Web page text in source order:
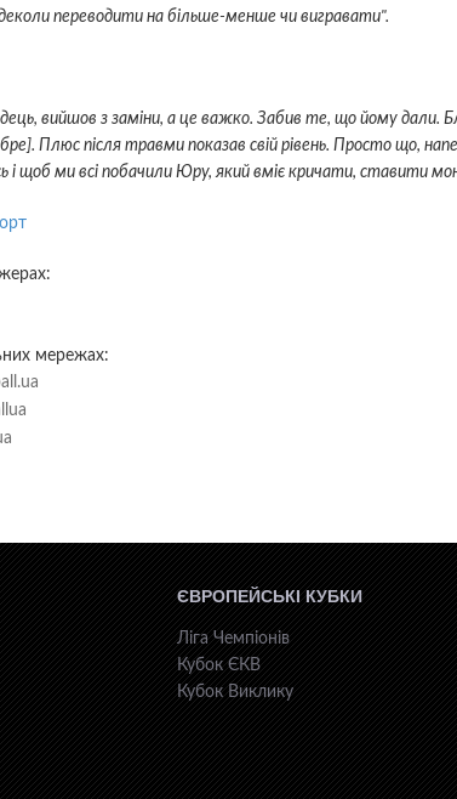
переводити на більше-менше чи вигравати".
вийшов з заміни, а це важко. Забив те, що йому дали.
Плюс після травми показав свій рівень. Просто що,
і щоб ми всі побачили Юру, який вміє кричати, ставити
мережах:
ЄВРОПЕЙСЬКІ КУБКИ
Ліга Чемпіонів
Кубок ЄКВ
Кубок Виклику